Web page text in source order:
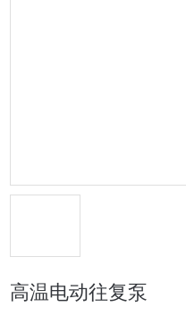
高温电动往复泵